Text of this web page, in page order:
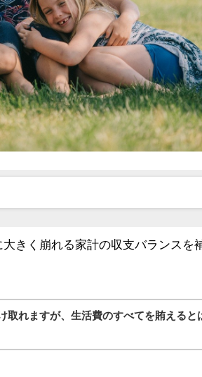
きく崩れる家計の収支バランスを
取れますが、生活費のすべてを賄えると